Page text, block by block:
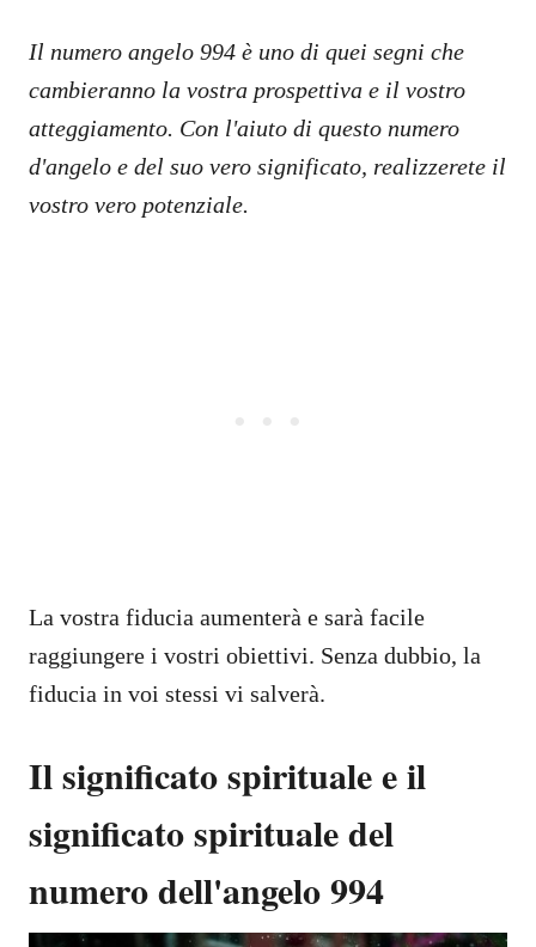
Il numero angelo 994 è uno di quei segni che
cambieranno la vostra prospettiva e il vostro
atteggiamento. Con l'aiuto di questo numero
d'angelo e del suo vero significato, realizzerete il
vostro vero potenziale.
La vostra fiducia aumenterà e sarà facile
raggiungere i vostri obiettivi. Senza dubbio, la
fiducia in voi stessi vi salverà.
Il significato spirituale e il
significato spirituale del
numero dell'angelo 994